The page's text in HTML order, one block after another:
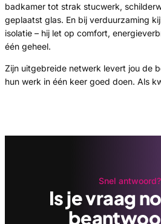
badkamer tot strak stucwerk,
geplaatst glas. En bij verduurzaming
isolatie – hij let op comfort,
één geheel.
Zijn uitgebreide netwerk levert jou de
hun werk in één keer goed doen. Als
Snel antwoord?
Is je vraag